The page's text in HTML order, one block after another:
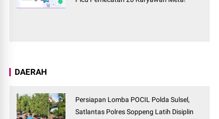
DAERAH
Persiapan Lomba POCIL Polda Sulsel,
Satlantas Polres Soppeng Latih Disiplin